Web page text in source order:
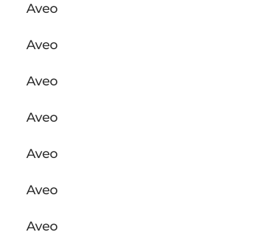
Aveo
Aveo
Aveo
Aveo
Aveo
Aveo
Aveo